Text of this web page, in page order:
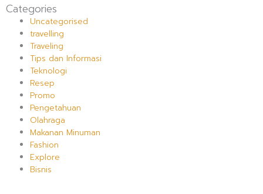
Categories
Uncategorised
travelling
Traveling
Tips dan Informasi
Teknologi
Resep
Promo
Pengetahuan
Olahraga
Makanan Minuman
Fashion
Explore
Bisnis